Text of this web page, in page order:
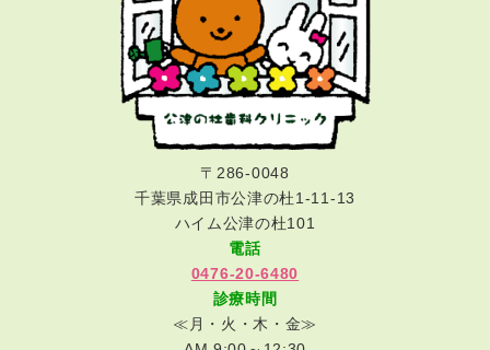
〒286-0048
千葉県成田市公津の杜1-11-13
ハイム公津の杜101
電話
0476-20-6480
診療時間
≪月・火・木・金≫